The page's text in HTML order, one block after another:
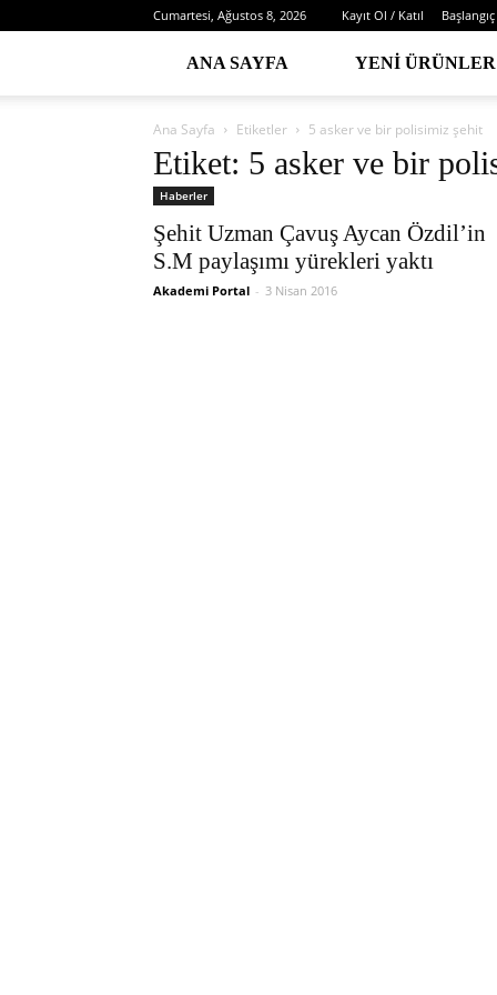
Cumartesi, Ağustos 8, 2026 Kayıt Ol / Katıl Başlangıç
ANA SAYFA YENI ÜRÜNLER
Ana Sayfa Etiketler 5 asker ve bir polisimiz şehit
Etiket: 5 asker ve bir
Haberler
Şehit Uzman Çavuş Aycan Özdil’in
S.M paylaşımı yürekleri yaktı
Akademi Portal - 3 Nisan 2016